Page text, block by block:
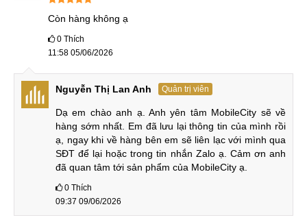
8K còn điện thoại Realme chỉ hỗ trợ tối đa 4K.
Một điểm nổi bật nữa của iQOO Z10 Turbo Plus là nó sở
hữu viên pin 8000mAh cho thời gian sử dụng lâu dài hơn
pin 7200mAh của đối thủ. Bù lại Realme GT7 có sạc 100W
nhanh hơn.
Cách kiểm tra iQOO Z10 Turbo Plus cũ
trước khi mua
khi mua để giúp bạn chọn được chiếc iQOO Z10 Turbo Plus
Còn hàng không ạ
0 Thích
11:58 05/06/2026
Nguyễn Thị Lan Anh Quản trị viên
Dạ em chào anh ạ. Anh yên tâm MobileCity sẽ về
hàng sớm nhất. Em đã lưu lại thông tin của mình rồi
ạ, ngay khi về hàng bên em sẽ liên lạc với mình qua
SĐT để lại hoặc trong tin nhắn Zalo ạ. Cảm ơn anh
đã quan tâm tới sản phẩm của MobileCity ạ.
0 Thích
09:37 09/06/2026